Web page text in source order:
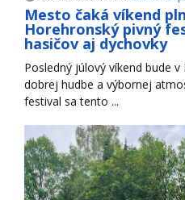
Mesto čaká víkend
Horehronský pivný
hasičov aj dychovky
Posledný júlový víkend bude
dobrej hudbe a výbornej
festival sa tento ...